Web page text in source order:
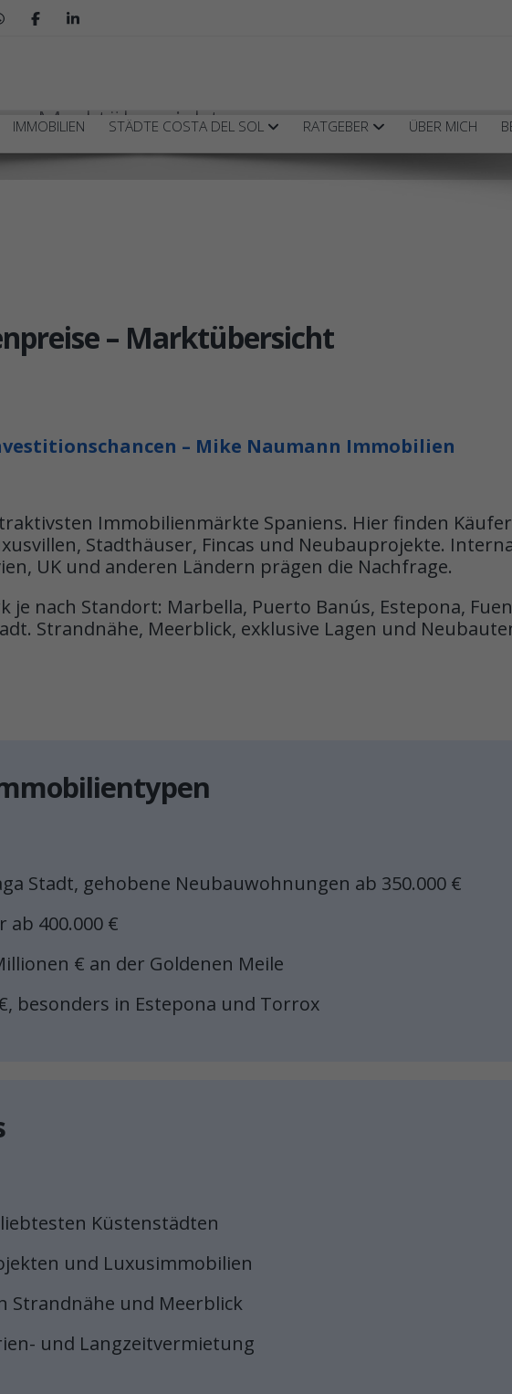
IMMOBILIEN STÄDTE COSTA DEL SOL RATGEBER ÜBER MICH
– Marktübersicht
– Marktübersicht
– Mike Naumann Immobilien
Immobilienmärkte Spaniens. Hier finden
Stadthäuser, Fincas und Neubauprojekte.
UK und anderen Ländern prägen die Nachfrage.
nach Standort: Marbella, Puerto Banús, Estepona,
Strandnähe, Meerblick, exklusive Lagen und
Stadt, gehobene Neubauwohnungen ab 350.000 €
ab 400.000 €
€ an der Goldenen Meile
besonders in Estepona und Torrox
Küstenstädten
und Luxusimmobilien
und Meerblick
und Langzeitvermietung